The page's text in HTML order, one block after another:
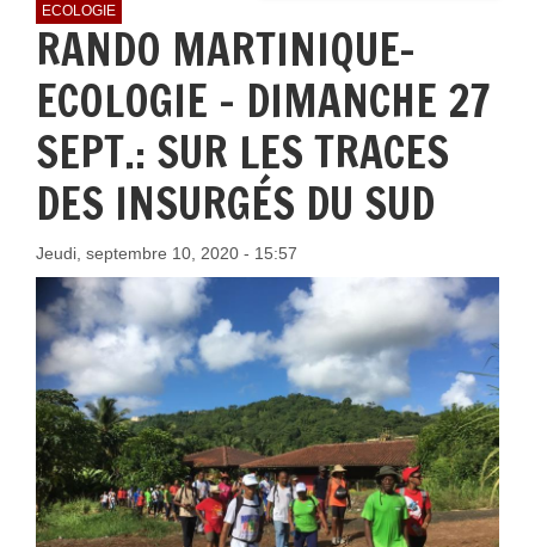
ECOLOGIE
RANDO MARTINIQUE-
ECOLOGIE - DIMANCHE 27
SEPT.: SUR LES TRACES
DES INSURGÉS DU SUD
Jeudi, septembre 10, 2020 - 15:57